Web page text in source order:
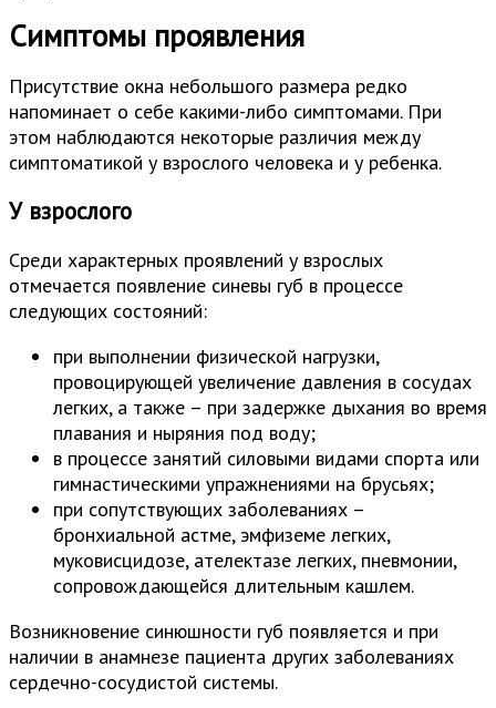
Симптомы проявления
Присутствие окна небольшого размера редко
напоминает о себе какими-либо симптомами. При
этом наблюдаются некоторые различия между
симптоматикой у взрослого человека и у ребенка.
У взрослого
Среди характерных проявлений у взрослых
отмечается появление синевы губ в процессе
следующих состояний:
при выполнении физической нагрузки,
провоцирующей увеличение давления в сосудах
легких, а также – при задержке дыхания во время
плавания и ныряния под воду;
в процессе занятий силовыми видами спорта или
гимнастическими упражнениями на брусьях;
при сопутствующих заболеваниях –
бронхиальной астме, эмфиземе легких,
муковисцидозе, ателектазе легких, пневмонии,
сопровождающейся длительным кашлем.
Возникновение синюшности губ появляется и при
наличии в анамнезе пациента других заболеваниях
сердечно-сосудистой системы.